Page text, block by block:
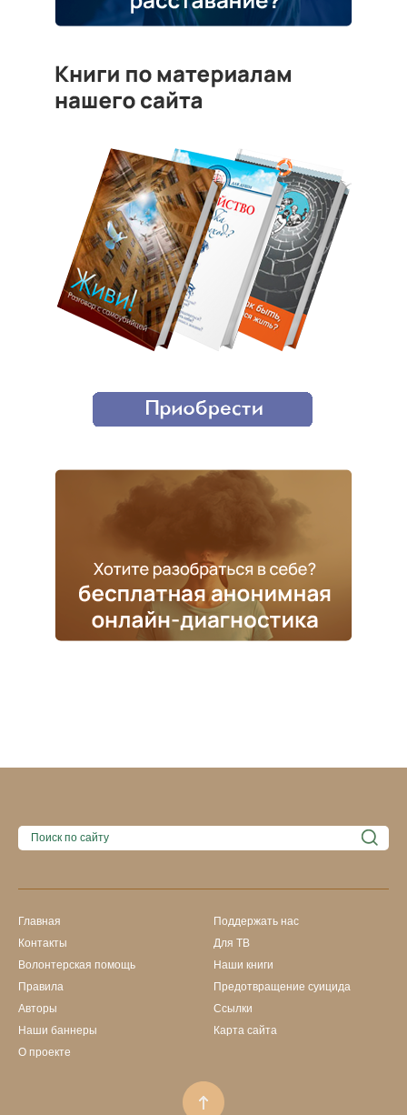
Главная
Контакты
Волонтерская помощь
Правила
Авторы
Наши баннеры
О проекте
Поддержать нас
Для ТВ
Наши книги
Предотвращение суицида
Ссылки
Карта сайта